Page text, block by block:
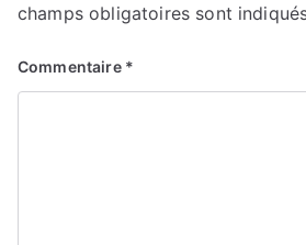
champs obligatoires sont
Commentaire *